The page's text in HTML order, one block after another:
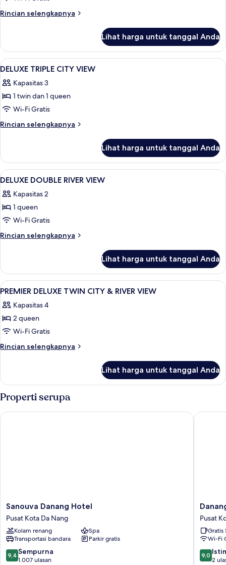
Rincian selengkapnya
Rincian
Suite
Keluarga,
pemandangan
Lihat harga untuk tanggal Anda
Lihat
semua
foto
untuk
DELUXE
TRIPLE
Shower, pancuran
3
DELUXE TRIPLE CITY VIEW
Kapasitas 3
1 twin dan 1 queen
Wi-Fi Gratis
Rincian selengkapnya
Rincian
DELUXE
TRIPLE
CITY
Lihat harga untuk tanggal Anda
Lihat
semua
foto
untuk
DELUXE
DOUBLE
Seprai premium, selimut bulu angsa,
7
DELUXE DOUBLE RIVER VIEW
Kapasitas 2
1 queen
Wi-Fi Gratis
Rincian selengkapnya
Rincian
DELUXE
DOUBLE
RIVER
Lihat harga untuk tanggal Anda
Lihat
semua
foto
untuk
PREMIER
DELUXE
&
VIEW
4
PREMIER DELUXE TWIN CITY & RIVER VIEW
Kapasitas 4
2 queen
Wi-Fi Gratis
Rincian selengkapnya
Rincian
PREMIER
DELUXE
TWIN
CITY
&
Lihat harga untuk tanggal Anda
Properti serupa
Sanouva
Danang
Hotel
Pusat
Kota
Da
Nang
Sanouva Danang Hotel
Pusat Kota Da Nang
Kolam renang
Spa
Transportasi bandara
Parkir gratis
9.4
dari
9,4 Sempurna
1.007 ulasan
Sanouva Danang Hotel
Danang
Petro
Hotel
Pusat
Kota
Da
Nang
Pusat
Gratis
Wi-Fi
9.0
dari
9,0
2
Danang